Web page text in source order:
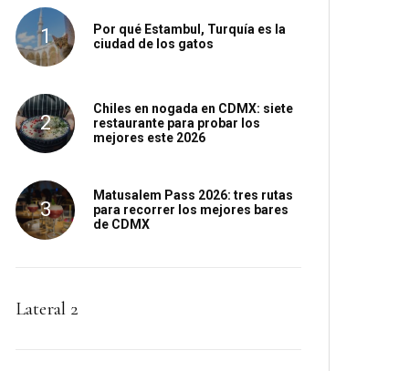
Por qué Estambul, Turquía es la
ciudad de los gatos
Chiles en nogada en CDMX: siete
restaurante para probar los
mejores este 2026
Matusalem Pass 2026: tres rutas
para recorrer los mejores bares
de CDMX
Lateral 2